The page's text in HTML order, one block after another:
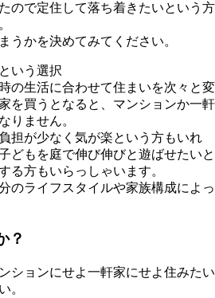
ので定住して落ち着きたいという方
かを決めてみてください。
いう選択
生活に合わせて住まいを次々と変
を買うとなると、マンションか一軒
りません。
が少なく気が楽という方もいれ
どもを庭で伸び伸びと遊ばせたいと
る方もいらっしゃいます。
ライフスタイルや家族構成によっ
？
ションにせよ一軒家にせよ住みたい
。